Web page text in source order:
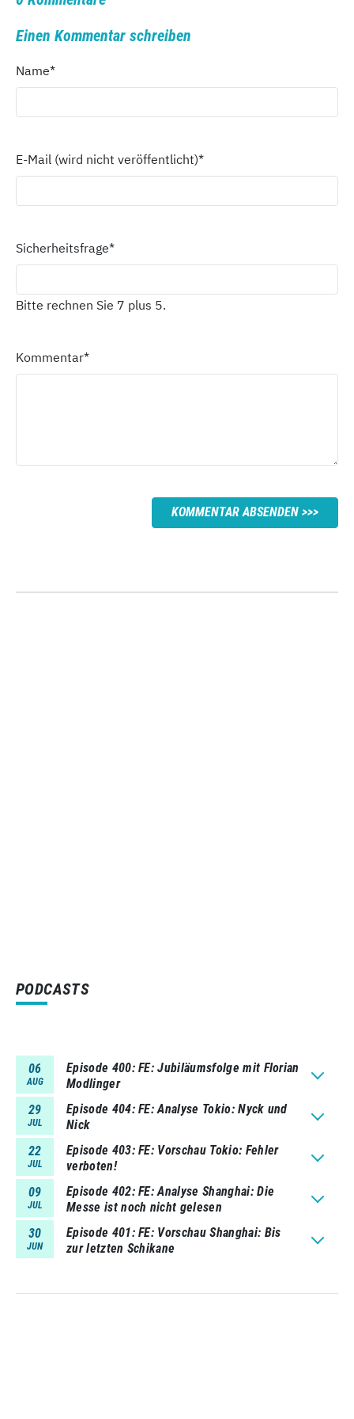
Einen Kommentar schreiben
Name*
E-Mail (wird nicht veröffentlicht)*
Sicherheitsfrage*
Bitte rechnen Sie 7 plus 5.
Kommentar*
KOMMENTAR ABSENDEN
PODCASTS
06
AUG
Episode 400 FE: Jubiläumsfolge mit Florian
Modlinger
29
JUL
Episode 404 FE: Analyse Tokio: Nyck und
Nick
22
JUL
Episode 403 FE: Vorschau Tokio: Fehler
verboten!
09
JUL
Episode 402 FE: Analyse Shanghai: Die
Messe ist noch nicht gelesen
30
JUN
Episode 401 FE: Vorschau Shanghai: Bis
zur letzten Schikane